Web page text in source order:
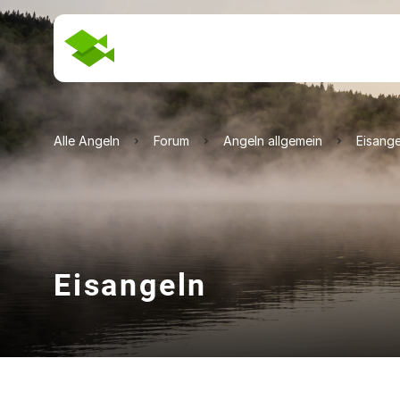
Alle Angeln Forum Angeln allgemein
Eisangeln